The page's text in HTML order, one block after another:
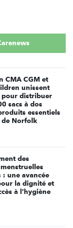
CMA CGM et
unissent
pour distribuer
sacs à dos
essentiels
de Norfolk
des
: une avancée
la dignité et
à l’hygiène